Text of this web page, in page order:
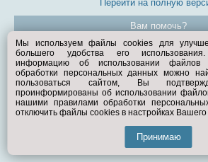
Перейти на полную
Вам помочь?
© Exist.ru 1998—2026
Мы используем файлы cookies для
большего удобства его
информацию об использовании
обработки персональных данных можно
пользоваться сайтом, Вы
проинформированы об использовании
нашими правилами обработки
отключить файлы cookies в настройках
Принимаю